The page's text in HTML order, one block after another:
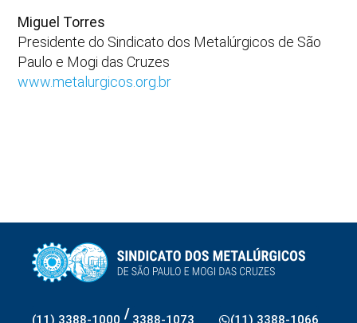
Miguel Torres
Presidente do Sindicato dos Metalúrgicos de São
Paulo e Mogi das Cruzes
www.metalurgicos.org.br
(11) 3388-1000 / 3388-1073 (11) 3388-1066